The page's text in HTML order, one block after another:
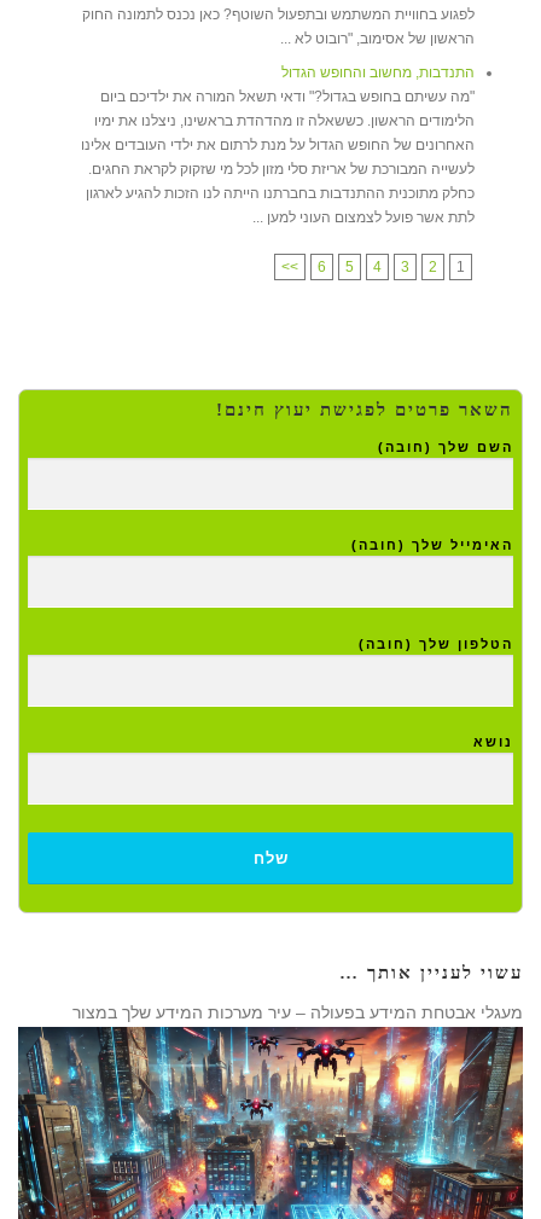
לפגוע בחוויית המשתמש ובתפעול השוטף? כאן נכנס לתמונה החוק
הראשון של אסימוב, "רובוט לא ...
התנדבות, מחשוב והחופש הגדול
"מה עשיתם בחופש בגדול?" ודאי תשאל המורה את ילדיכם ביום
הלימודים הראשון. כששאלה זו מהדהדת בראשינו, ניצלנו את ימיו
האחרונים של החופש הגדול על מנת לרתום את ילדי העובדים אלינו
לעשייה המבורכת של אריזת סלי מזון לכל מי שזקוק לקראת החגים.
כחלק מתוכנית ההתנדבות בחברתנו הייתה לנו הזכות להגיע לארגון
לתת אשר פועל לצמצום העוני למען ...
1
2
3
4
5
6
>>
השאר פרטים לפגישת יעוץ חינם!
השם שלך (חובה)
האימייל שלך (חובה)
הטלפון שלך (חובה)
נושא
עשוי לעניין אותך …
מעגלי אבטחת המידע בפעולה – עיר מערכות המידע שלך במצור